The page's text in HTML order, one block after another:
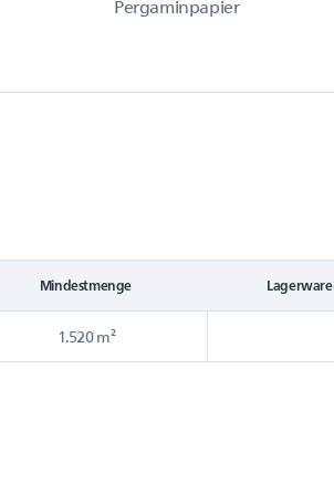
Pergaminpapier
Mindestmenge Lagerware
1.520 m²